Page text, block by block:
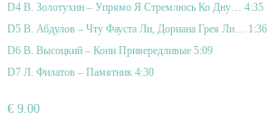
D4 В. Золотухин – Упрямо Я Стремлюсь Ко Дну… 4:35
D5 В. Абдулов – Чту Фауста Ли, Дориана Грея Ли… 1:36
D6 В. Высоцкий – Кони Привередливые 5:09
D7 Л. Филатов – Памятник 4:30
€ 9.00